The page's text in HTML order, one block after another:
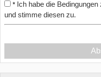
* Ich habe die
und stimme diesen zu.